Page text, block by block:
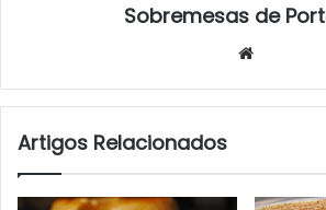
Sobremesas de
Artigos Relacionados